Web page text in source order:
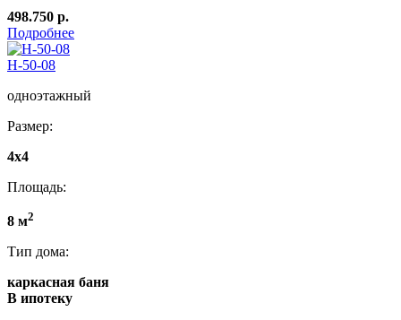
498.750 р.
Подробнее
Н-50-08
одноэтажный
Размер:
4x4
Площадь:
8 м2
Тип дома:
каркасная баня
В ипотеку